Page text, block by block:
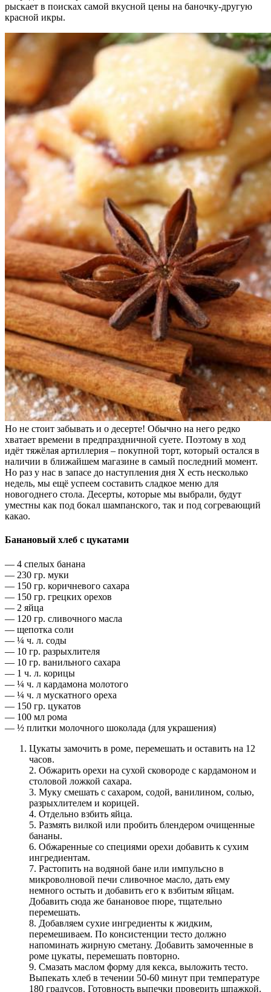
рыскает в поисках самой вкусной цены на баночку-другую
красной икры.
Но не стоит забывать и о десерте! Обычно на него редко
хватает времени в предпраздничной суете. Поэтому в ход
идёт тяжёлая артиллерия – покупной торт, который остался в
наличии в ближайшем магазине в самый последний момент.
Но раз у нас в запасе до наступления дня Х есть несколько
недель, мы ещё успеем составить сладкое меню для
новогоднего стола. Десерты, которые мы выбрали, будут
уместны как под бокал шампанского, так и под согревающий
какао.
Банановый хлеб с цукатами
— 4 спелых банана
— 230 гр. муки
— 150 гр. коричневого сахара
— 150 гр. грецких орехов
— 2 яйца
— 120 гр. сливочного масла
— щепотка соли
— ¼ ч. л. соды
— 10 гр. разрыхлителя
— 10 гр. ванильного сахара
— 1 ч. л. корицы
— ¼ ч. л кардамона молотого
— ¼ ч. л мускатного ореха
— 150 гр. цукатов
— 100 мл рома
— ½ плитки молочного шоколада (для украшения)
Цукаты замочить в роме, перемешать и оставить на 12
часов.
2. Обжарить орехи на сухой сковороде с кардамоном и
столовой ложкой сахара.
3. Муку смешать с сахаром, содой, ванилином, солью,
разрыхлителем и корицей.
4. Отдельно взбить яйца.
5. Размять вилкой или пробить блендером очищенные
бананы.
6. Обжаренные со специями орехи добавить к сухим
ингредиентам.
7. Растопить на водяной бане или импульсно в
микроволновой печи сливочное масло, дать ему
немного остыть и добавить его к взбитым яйцам.
Добавить сюда же банановое пюре, тщательно
перемешать.
8. Добавляем сухие ингредиенты к жидким,
перемешиваем. По консистенции тесто должно
напоминать жирную сметану. Добавить замоченные в
роме цукаты, перемешать повторно.
9. Смазать маслом форму для кекса, выложить тесто.
Выпекать хлеб в течении 50-60 минут при температуре
180 градусов. Готовность выпечки проверить шпажкой.